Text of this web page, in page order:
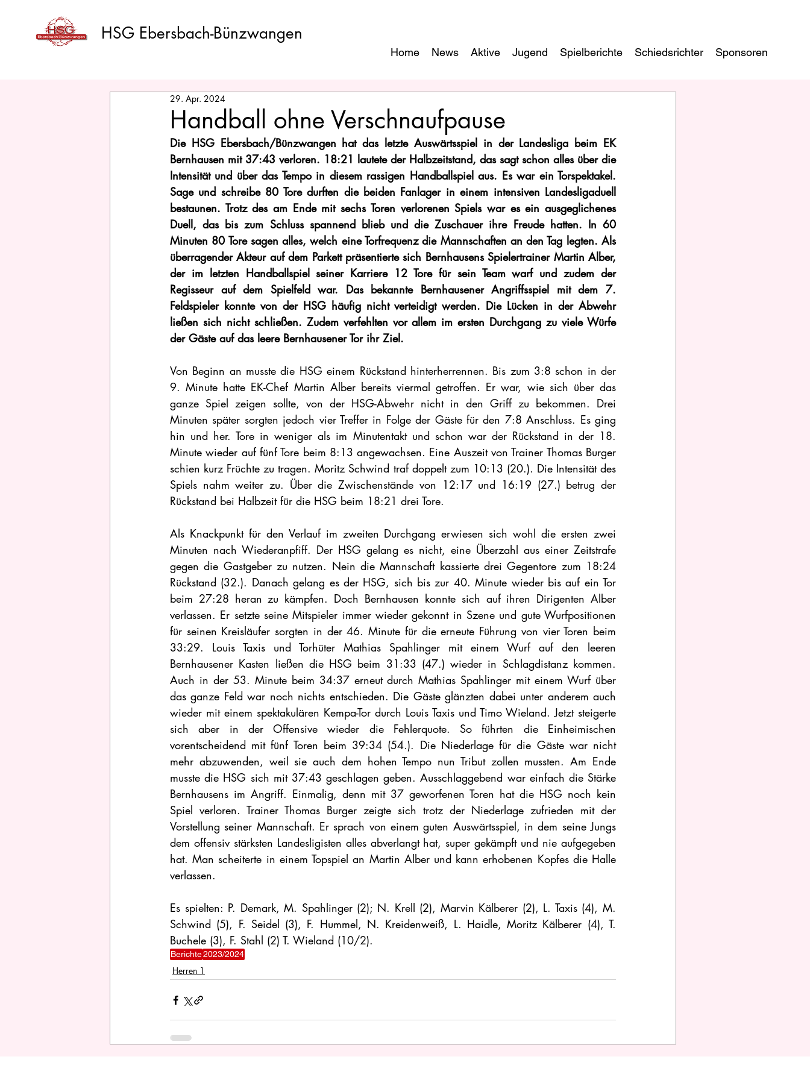
HSG Ebersbach-Bünzwangen
Home News Aktive Jugend Spielberichte Schiedsrichter Sponsoren
Handball ohne Verschnaufpause
29. Apr. 2024
Die HSG Ebersbach/Bünzwangen hat das letzte Auswärtsspiel in der Landesliga beim EK
Bernhausen mit 37:43 verloren. 18:21 lautete der Halbzeitstand, das sagt schon alles über die
Intensität und über das Tempo in diesem rassigen Handballspiel aus. Es war ein Torspektakel.
Sage und schreibe 80 Tore durften die beiden Fanlager in einem intensiven Landesligaduell
bestaunen. Trotz des am Ende mit sechs Toren verlorenen Spiels war es ein ausgeglichenes
Duell, das bis zum Schluss spannend blieb und die Zuschauer ihre Freude hatten. In 60
Minuten 80 Tore sagen alles, welch eine Torfrequenz die Mannschaften an den Tag legten. Als
überragender Akteur auf dem Parkett präsentierte sich Bernhausens Spielertrainer Martin Alber,
der im letzten Handballspiel seiner Karriere 12 Tore für sein Team warf und zudem der
Regisseur auf dem Spielfeld war. Das bekannte Bernhausener Angriffsspiel mit dem 7.
Feldspieler konnte von der HSG häufig nicht verteidigt werden. Die Lücken in der Abwehr
ließen sich nicht schließen. Zudem verfehlten vor allem im ersten Durchgang zu viele Würfe
der Gäste auf das leere Bernhausener Tor ihr Ziel.
Von Beginn an musste die HSG einem Rückstand hinterherrennen. Bis zum 3:8 schon in der
9. Minute hatte EK-Chef Martin Alber bereits viermal getroffen. Er war, wie sich über das
ganze Spiel zeigen sollte, von der HSG-Abwehr nicht in den Griff zu bekommen. Drei
Minuten später sorgten jedoch vier Treffer in Folge der Gäste für den 7:8 Anschluss. Es ging
hin und her. Tore in weniger als im Minutentakt und schon war der Rückstand in der 18.
Minute wieder auf fünf Tore beim 8:13 angewachsen. Eine Auszeit von Trainer Thomas Burger
schien kurz Früchte zu tragen. Moritz Schwind traf doppelt zum 10:13 (20.). Die Intensität des
Spiels nahm weiter zu. Über die Zwischenstände von 12:17 und 16:19 (27.) betrug der
Rückstand bei Halbzeit für die HSG beim 18:21 drei Tore.
Als Knackpunkt für den Verlauf im zweiten Durchgang erwiesen sich wohl die ersten zwei
Minuten nach Wiederanpfiff. Der HSG gelang es nicht, eine Überzahl aus einer Zeitstrafe
gegen die Gastgeber zu nutzen. Nein die Mannschaft kassierte drei Gegentore zum 18:24
Rückstand (32.). Danach gelang es der HSG, sich bis zur 40. Minute wieder bis auf ein Tor
beim 27:28 heran zu kämpfen. Doch Bernhausen konnte sich auf ihren Dirigenten Alber
verlassen. Er setzte seine Mitspieler immer wieder gekonnt in Szene und gute Wurfpositionen
für seinen Kreisläufer sorgten in der 46. Minute für die erneute Führung von vier Toren beim
33:29. Louis Taxis und Torhüter Mathias Spahlinger mit einem Wurf auf den leeren
Bernhausener Kasten ließen die HSG beim 31:33 (47.) wieder in Schlagdistanz kommen.
Auch in der 53. Minute beim 34:37 erneut durch Mathias Spahlinger mit einem Wurf über
das ganze Feld war noch nichts entschieden. Die Gäste glänzten dabei unter anderem auch
wieder mit einem spektakulären Kempa-Tor durch Louis Taxis und Timo Wieland. Jetzt steigerte
sich aber in der Offensive wieder die Fehlerquote. So führten die Einheimischen
vorentscheidend mit fünf Toren beim 39:34 (54.). Die Niederlage für die Gäste war nicht
mehr abzuwenden, weil sie auch dem hohen Tempo nun Tribut zollen mussten. Am Ende
musste die HSG sich mit 37:43 geschlagen geben. Ausschlaggebend war einfach die Stärke
Bernhausens im Angriff. Einmalig, denn mit 37 geworfenen Toren hat die HSG noch kein
Spiel verloren. Trainer Thomas Burger zeigte sich trotz der Niederlage zufrieden mit der
Vorstellung seiner Mannschaft. Er sprach von einem guten Auswärtsspiel, in dem seine Jungs
dem offensiv stärksten Landesligisten alles abverlangt hat, super gekämpft und nie aufgegeben
hat. Man scheiterte in einem Topspiel an Martin Alber und kann erhobenen Kopfes die Halle
verlassen.
Es spielten: P. Demark, M. Spahlinger (2); N. Krell (2), Marvin Kälberer (2), L. Taxis (4), M.
Schwind (5), F. Seidel (3), F. Hummel, N. Kreidenweiß, L. Haidle, Moritz Kälberer (4), T.
Buchele (3), F. Stahl (2) T. Wieland (10/2).
Berichte2023/2024
Herren 1